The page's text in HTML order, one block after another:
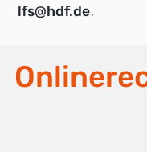
lfs@hdf.de.